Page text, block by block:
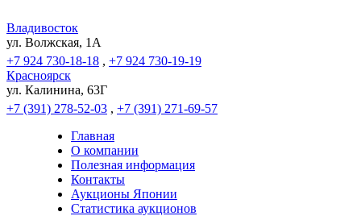
Владивосток
ул. Волжская, 1A
+7 924 730-18-18 , +7 924 730-19-19
Красноярск
ул. Калинина, 63Г
+7 (391) 278-52-03 , +7 (391) 271-69-57
Главная
О компании
Полезная информация
Контакты
Аукционы Японии
Статистика аукционов